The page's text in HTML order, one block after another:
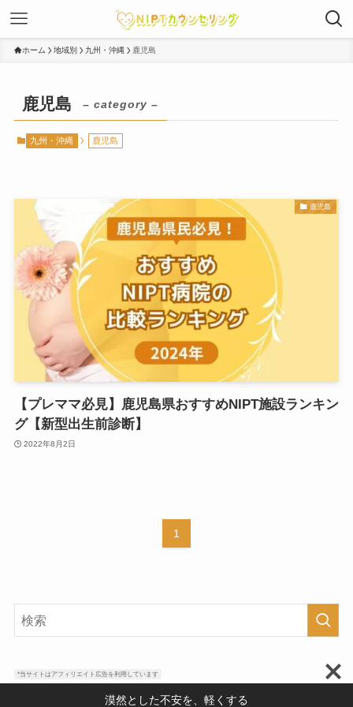
ホーム 地域別 九州・沖縄 鹿児島
鹿児島 – category –
九州・沖縄 鹿児島
鹿児島
【プレママ必見】鹿児島県おすすめNIPT施設ランキン
グ【新型出生前診断】
2022年8月2日
1
*当サイトはアフィリエイト広告を利用しています
漠然とした不安を、軽くする